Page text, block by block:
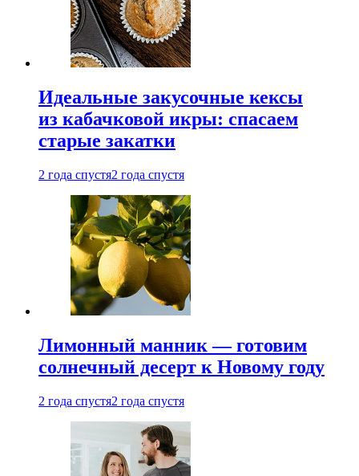
Идеальные закусочные кексы
из кабачковой икры: спасаем
старые закатки
2 года спустя2 года спустя
Лимонный манник — готовим
солнечный десерт к Новому году
2 года спустя2 года спустя